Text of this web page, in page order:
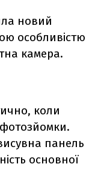
новий
особливістю
камера.
коли
панель
основної